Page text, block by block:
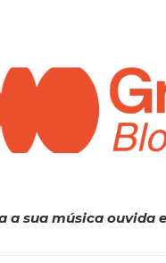
a sua música ouvida